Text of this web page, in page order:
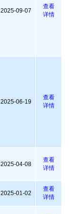
2025-09-07
查看
详情
2025-06-19
查看
详情
2025-04-08
查看
详情
2025-01-02
查看
详情